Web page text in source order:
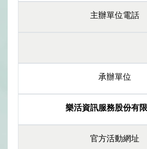
主辦單位電話
承辦單位
樂活資訊服務股份有
官方活動網址